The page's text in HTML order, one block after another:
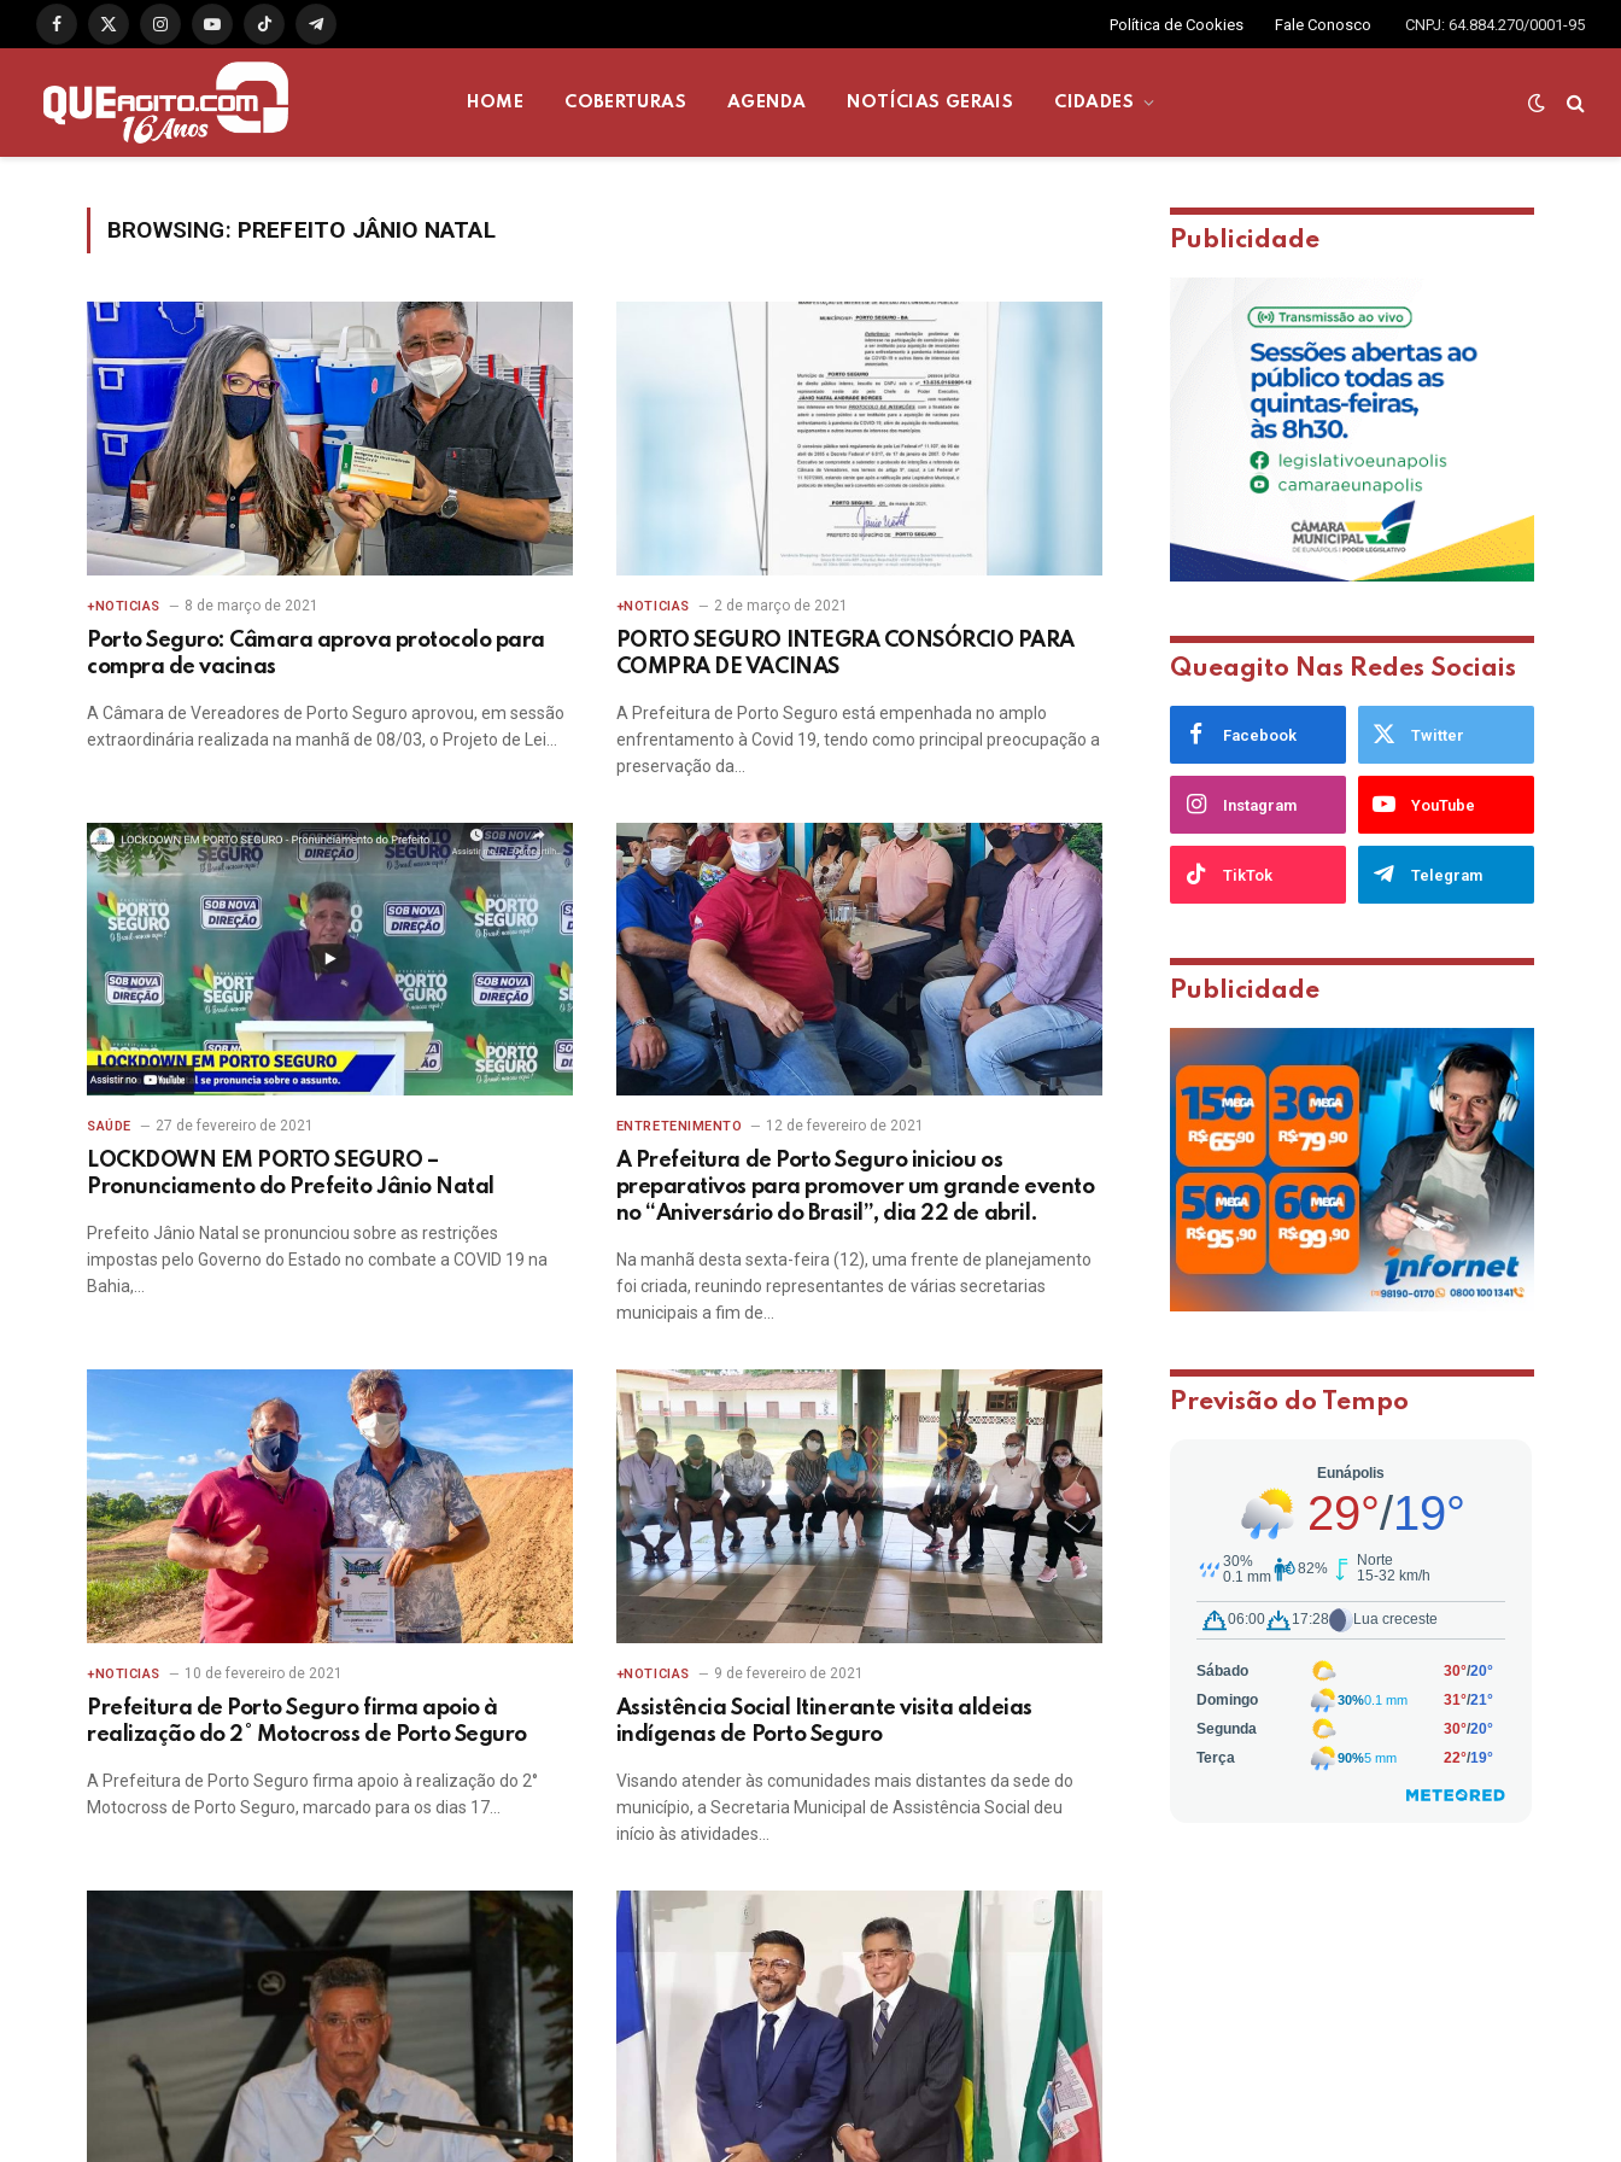
Facebook
X
InstagramYouTubeTikTok Telegram
Política de Cookies Fale Conosco CNPJ: 64.884.270/0001-95
HOME COBERTURAS AGENDA NOTÍCIAS GERAIS CIDADES
BROWSING: PREFEITO JÂNIO NATAL
+NOTICIAS 8 de março de 2021
Porto Seguro: Câmara aprova protocolo para
compra de vacinas
A Câmara de Vereadores de Porto Seguro aprovou, em sessão
extraordinária realizada na manhã de 08/03, o Projeto de Lei…
+NOTICIAS 2 de março de 2021
PORTO SEGURO INTEGRA CONSÓRCIO PARA
COMPRA DE VACINAS
A Prefeitura de Porto Seguro está empenhada no amplo
enfrentamento à Covid 19, tendo como principal preocupação a
preservação da…
SAÚDE 27 de fevereiro de 2021
LOCKDOWN EM PORTO SEGURO –
Pronunciamento do Prefeito Jânio Natal
Prefeito Jânio Natal se pronunciou sobre as restrições
impostas pelo Governo do Estado no combate a COVID 19 na
Bahia,…
ENTRETENIMENTO 12 de fevereiro de 2021
A Prefeitura de Porto Seguro iniciou os
preparativos para promover um grande evento
no “Aniversário do Brasil”, dia 22 de abril.
Na manhã desta sexta-feira (12), uma frente de planejamento
foi criada, reunindo representantes de várias secretarias
municipais a fim de…
+NOTICIAS 10 de fevereiro de 2021
Prefeitura de Porto Seguro firma apoio à
realização do 2° Motocross de Porto Seguro
A Prefeitura de Porto Seguro firma apoio à realização do 2°
Motocross de Porto Seguro, marcado para os dias 17…
+NOTICIAS 9 de fevereiro de 2021
Assistência Social Itinerante visita aldeias
indígenas de Porto Seguro
Visando atender às comunidades mais distantes da sede do
município, a Secretaria Municipal de Assistência Social deu
início às atividades…
Publicidade
Queagito Nas Redes Sociais
Facebook Twitter
Instagram YouTube
TikTok Telegram
Publicidade
Previsão do Tempo